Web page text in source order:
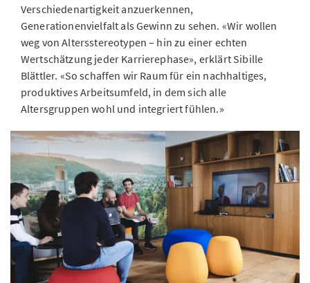
Verschiedenartigkeit anzuerkennen,
Generationenvielfalt als Gewinn zu sehen. «Wir wollen
weg von Altersstereotypen – hin zu einer echten
Wertschätzung jeder Karrierephase», erklärt Sibille
Blättler. «So schaffen wir Raum für ein nachhaltiges,
produktives Arbeitsumfeld, in dem sich alle
Altersgruppen wohl und integriert fühlen.»